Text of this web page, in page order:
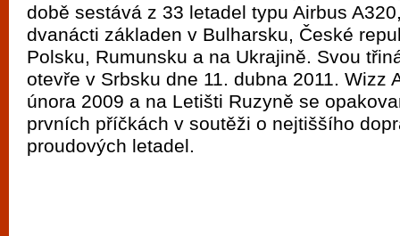
době sestává z 33 letadel typu Airbus
dvanácti základen v Bulharsku, České
Polsku, Rumunsku a na Ukrajině. Svou
otevře v Srbsku dne 11. dubna 2011. Wizz
února 2009 a na Letišti Ruzyně se
prvních příčkách v soutěži o nejtiššího
proudových letadel.